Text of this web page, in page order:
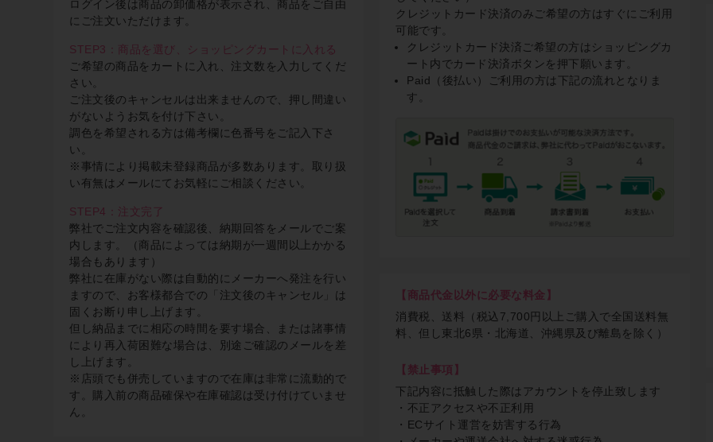
ログイン後は商品の卸価格が表示され、商品をご自由
にご注文いただけます。
STEP3：商品を選び、ショッピングカートに入れる
ご希望の商品をカートに入れ、注文数を入力してくだ
さい。
ご注文後のキャンセルは出来ませんので、押し間違い
がないようお気を付け下さい。
調色を希望される方は備考欄に色番号をご記入下さ
い。
※事情により掲載未登録商品が多数あります。取り扱
い有無はメールにてお気軽にご相談ください。
STEP4：注文完了
弊社でご注文内容を確認後、納期回答をメールでご案
内します。（商品によっては納期が一週間以上かかる
場合もあります）
弊社に在庫がない際は自動的にメーカーへ発注を行い
ますので、お客様都合での「注文後のキャンセル」は
固くお断り申し上げます。
但し納品までに相応の時間を要す場合、または諸事情
により再入荷困難な場合は、別途ご確認のメールを差
し上げます。
※店頭でも併売していますので在庫は非常に流動的で
す。購入前の商品確保や在庫確認は受け付けていませ
ん。
クレジットカード決済のみご希望の方はすぐにご利用
可能です。
クレジットカード決済ご希望の方はショッピングカ
ート内でカード決済ボタンを押下願います。
Paid（後払い）ご利用の方は下記の流れとなりま
す。
【商品代金以外に必要な料金】
消費税、送料（税込7,700円以上ご購入で全国送料無
料、但し東北6県・北海道、沖縄県及び離島を除く）
【禁止事項】
下記内容に抵触した際はアカウントを停止致します
・不正アクセスや不正利用
・ECサイト運営を妨害する行為